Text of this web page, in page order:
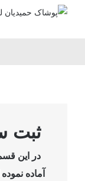
ثبت
در این
آماده